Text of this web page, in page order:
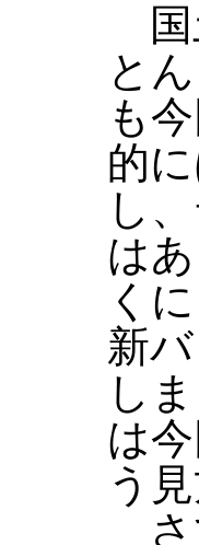
国
と
も
的
し
は
く
新
し
は
う
さ